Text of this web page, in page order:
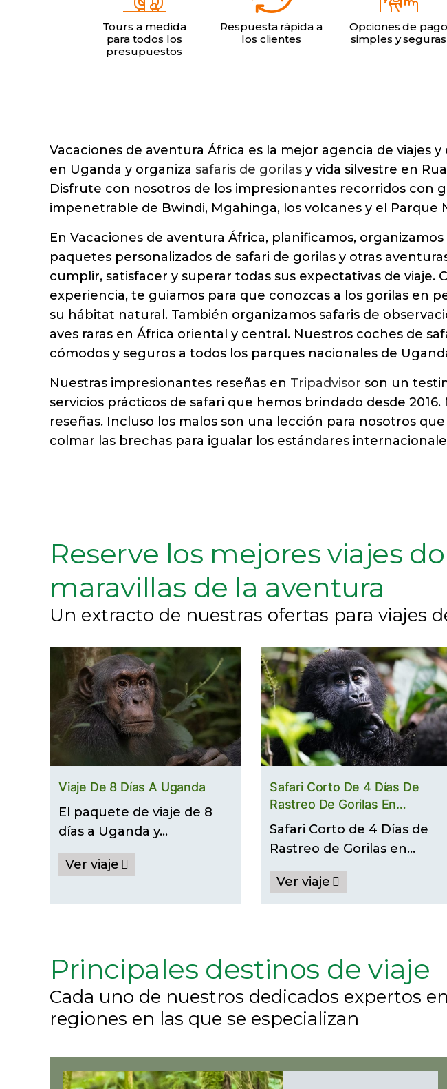
Tours a medida
para todos los
presupuestos
Respuesta rápida a
los clientes
Opciones de pago
simples y seguras
Vacaciones de aventura África es la mejor agencia de viajes
en Uganda y organiza safaris de gorilas y vida silvestre en
Disfrute con nosotros de los impresionantes recorridos con
impenetrable de Bwindi, Mgahinga, los volcanes y el Parque
En Vacaciones de aventura África, planificamos,
paquetes personalizados de safari de gorilas y otras
cumplir, satisfacer y superar todas sus expectativas de viaje.
experiencia, te guiamos para que conozcas a los gorilas en
su hábitat natural. También organizamos safaris de
aves raras en África oriental y central. Nuestros coches de
cómodos y seguros a todos los parques nacionales de
Nuestras impresionantes reseñas en Tripadvisor son un
servicios prácticos de safari que hemos brindado desde 2016.
reseñas. Incluso los malos son una lección para nosotros
colmar las brechas para igualar los estándares
Reserve los mejores viajes
maravillas de la aventura
Un extracto de nuestras ofertas para viajes
Viaje De 8 Días A Uganda
El paquete de viaje de 8
días a Uganda y…
Ver viaje
Safari Corto De 4 Días De
Rastreo De Gorilas En
Uganda
Safari Corto de 4 Días de
Rastreo de Gorilas en…
Ver viaje
Principales destinos de viaje
Cada uno de nuestros dedicados expertos
regiones en las que se especializan